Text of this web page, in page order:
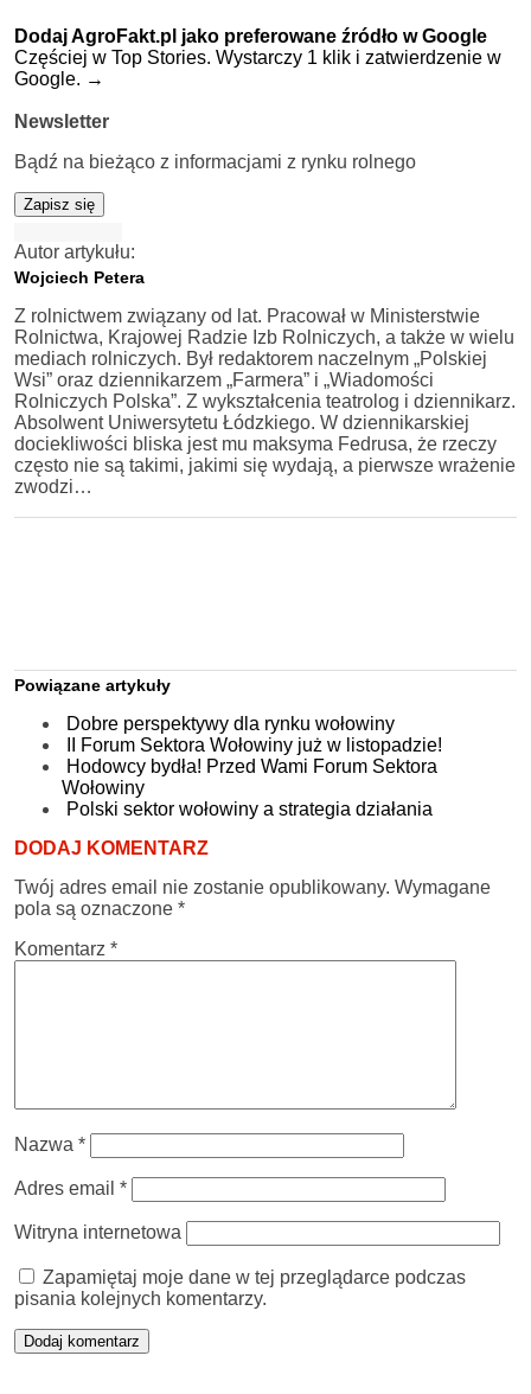
Dodaj AgroFakt.pl jako preferowane źródło w Google
Częściej w Top Stories. Wystarczy 1 klik i zatwierdzenie w
Google. →
Newsletter
Bądź na bieżąco z informacjami z rynku rolnego
Zapisz się
Autor artykułu:
Wojciech Petera
Z rolnictwem związany od lat. Pracował w Ministerstwie
Rolnictwa, Krajowej Radzie Izb Rolniczych, a także w wielu
mediach rolniczych. Był redaktorem naczelnym „Polskiej
Wsi” oraz dziennikarzem „Farmera” i „Wiadomości
Rolniczych Polska”. Z wykształcenia teatrolog i dziennikarz.
Absolwent Uniwersytetu Łódzkiego. W dziennikarskiej
dociekliwości bliska jest mu maksyma Fedrusa, że rzeczy
często nie są takimi, jakimi się wydają, a pierwsze wrażenie
zwodzi…
Powiązane artykuły
Dobre perspektywy dla rynku wołowiny
II Forum Sektora Wołowiny już w listopadzie!
Hodowcy bydła! Przed Wami Forum Sektora
Wołowiny
Polski sektor wołowiny a strategia działania
DODAJ KOMENTARZ
Twój adres email nie zostanie opublikowany. Wymagane
pola są oznaczone *
Komentarz *
Nazwa *
Adres email *
Witryna internetowa
Zapamiętaj moje dane w tej przeglądarce podczas
pisania kolejnych komentarzy.